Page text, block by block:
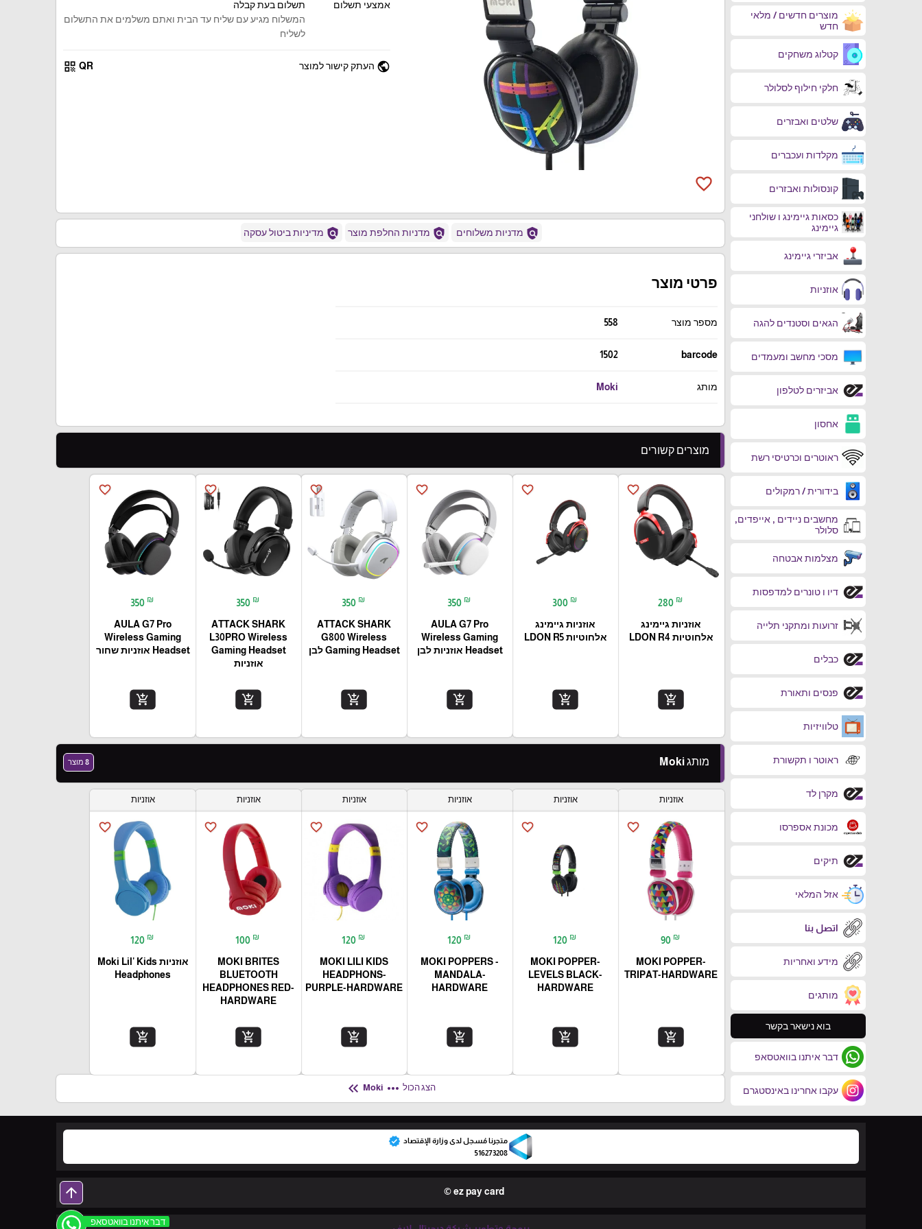
מוצרים חדשים / מלאי
חדש
קטלוג משחקים
חלקי חילוף לסלולר
שלטים ואבזרים
מקלדות ועכברים
קונסולות ואבזרים
כסאות גיימינג ו שולחני
גיימינג
אביזרי גיימינג
אוזניות
הגאים וסטנדים להגה
מסכי מחשב ומעמדים
אביזרים לטלפון
אחסון
ראוטרים וכרטיסי רשת
בידורית / רמקולים
מחשבים ניידים , אייפדים,
סלולר
מצלמות אבטחה
דיו ו טונרים למדפסות
זרועות ומתקני תלייה
כבלים
פנסים ותאורת
טלוויזיות
ראוטר ו תקשורת
מקרן לד
מכונת אספרסו
תיקים
אזל המלאי
اتصل بنا
מידע ואחריות
מותגים
בוא נישאר בקשר
דבר איתנו בוואטסאפ
עקבו אחרינו באינסטגרם
דבר איתנו בוואטסאפ
favorite_border
אמצעי תשלום
תשלום בעת קבלה
המשלוח מגיע עם שליח עד הבית ואתם משלמים את התשלום
לשליח
public העתק קישור למוצר QR
qr_code
policy מדניות משלוחים policy מדניות החלפת מוצר policy מדיניות ביטול עסקה
פרטי מוצר
מספר מוצר 558
barcode
1502
מותג Moki
מוצרים קשורים
favorite_border
280 ₪
אוזניות גיימינג
אלחוטיות LDON R4
add_shopping_cart
favorite_border
300 ₪
אוזניות גיימינג
אלחוטיות LDON R5
add_shopping_cart
favorite_border
350 ₪
AULA G7 Pro
Wireless Gaming
Headset אוזניות לבן
add_shopping_cart
favorite_border
350 ₪
ATTACK SHARK
G800 Wireless
Gaming Headset לבן
add_shopping_cart
favorite_border
350 ₪
ATTACK SHARK
L30PRO Wireless
Gaming Headset
אוזניות
add_shopping_cart
favorite_border
350 ₪
AULA G7 Pro
Wireless Gaming
Headset אוזניות שחור
add_shopping_cart
מותג Moki 8 מוצר
אוזניות
favorite_border
90 ₪
MOKI POPPER-
TRIPAT-HARDWARE
add_shopping_cart
אוזניות
favorite_border
120 ₪
MOKI POPPER-
LEVELS BLACK-
HARDWARE
add_shopping_cart
אוזניות
favorite_border
120 ₪
MOKI POPPERS -
MANDALA-
HARDWARE
add_shopping_cart
אוזניות
favorite_border
120 ₪
MOKI LILI KIDS
HEADPHONS-
PURPLE-HARDWARE
add_shopping_cart
אוזניות
favorite_border
100 ₪
MOKI BRITES
BLUETOOTH
HEADPHONES RED-
HARDWARE
add_shopping_cart
אוזניות
favorite_border
120 ₪
אוזניות Moki Lil' Kids
Headphones
add_shopping_cart
הצג הכול more_horiz
keyboard_double_arrow_left
متجرنا مُسجل لدى وزارة الإقتصاد verified
516273208
ez pay card ©
arrow_upward